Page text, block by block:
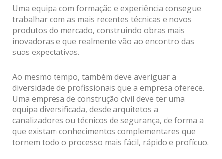
Uma equipa com formação e experiência consegue
trabalhar com as mais recentes técnicas e novos
produtos do mercado, construindo obras mais
inovadoras e que realmente vão ao encontro das
suas expectativas.
Ao mesmo tempo, também deve averiguar a
diversidade de profissionais que a empresa oferece.
Uma empresa de construção civil deve ter uma
equipa diversificada, desde arquitetos a
canalizadores ou técnicos de segurança, de forma a
que existam conhecimentos complementares que
tornem todo o processo mais fácil, rápido e profícuo.